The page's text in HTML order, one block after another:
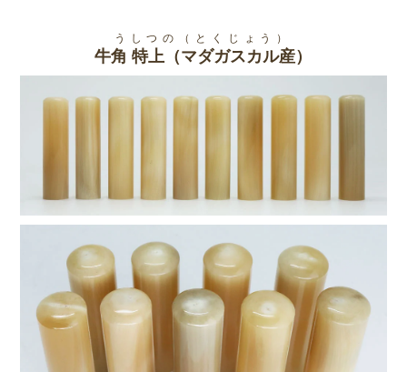
◆ お手入れ方法
使用後は、印面のインクを柔らかい布やティッシュで拭き取り、早め
のお手入れを心がけることが重要です。水洗い、ウェットティッシュ
うしつの（とくじょう）
牛角 特上（マダガスカル産）